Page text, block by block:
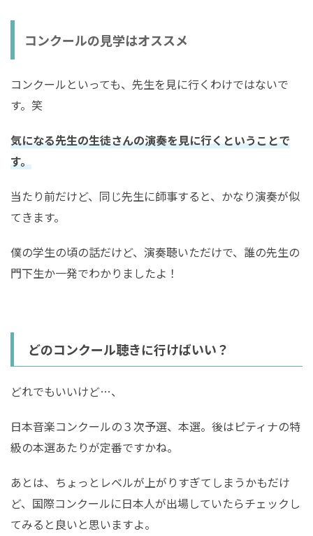
コンクールの見学はオススメ
コンクールといっても、先生を見に行くわけではないで
す。笑
気になる先生の生徒さんの演奏を見に行くということで
す。
当たり前だけど、同じ先生に師事すると、かなり演奏が似
てきます。
僕の学生の頃の話だけど、演奏聴いただけで、誰の先生の
門下生か一発でわかりましたよ！
どのコンクール聴きに行けばいい？
どれでもいいけど…、
日本音楽コンクールの３次予選、本選。後はピティナの特
級の本選あたりが定番ですかね。
あとは、ちょっとレベルが上がりすぎてしまうかもだけ
ど、国際コンクールに日本人が出場していたらチェックし
てみると良いと思いますよ。